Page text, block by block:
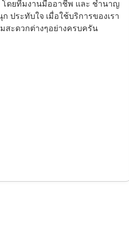
โดยทีมงานมืออาชีพ และ ชำนาญ
ประทับใจ เมื่อใช้บริการของเรา
สะดวกต่างๆอย่างครบครัน